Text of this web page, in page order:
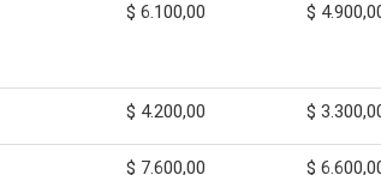
$ 6.100,00 $
$ 4.200,00 $
$ 7.600,00 $